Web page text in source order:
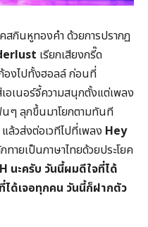
กินหูทองคำ ด้วยการปรากฏ
เรียกเสียงกรี๊ด
องไปทั้งฮอลล์ ก่อนที่
อเนอร์จี้ความสนุกตั้งแต่เพลง
ๆ ลุกขึ้นมาโยกตามทันที
แล้วส่งต่อเวทีไปที่เพลง Hey
ายเป็นภาษาไทยด้วยประโยค
นะครับ วันนี้ผมดีใจที่ได้
ด้เจอทุกคน วันนี้ก็ฝากตัว